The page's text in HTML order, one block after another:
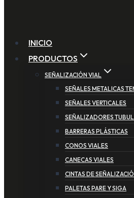
INICIO
PRODUCTOS
SEÑALIZACIÓN VIAL
SEÑALES METALICAS
SEÑALES VERTICALES
SEÑALIZADORES
BARRERAS PLÁSTICAS
CONOS VIALES
CANECAS VIALES
CINTAS DE
PALETAS PARE Y SIGA